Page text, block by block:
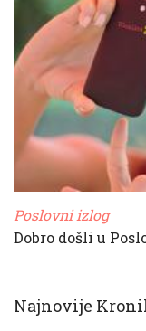
Poslovni izlog
Dobro došli u
Najnovije